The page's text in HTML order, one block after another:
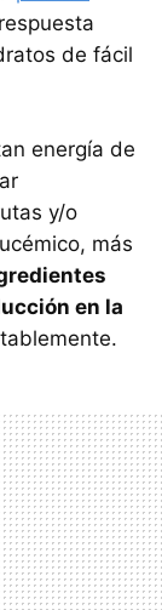
de fácil
energía de
y/o
más
en la